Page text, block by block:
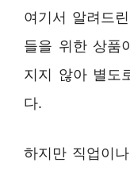
여기서 알려드
들을 위한 상품
지지 않아 별도
다.
하지만 직업이